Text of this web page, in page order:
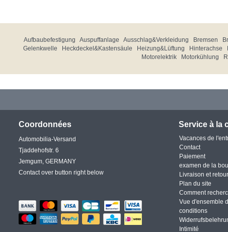
Aufbaubefestigung Auspuffanlage Ausschlag&Verkleidung Bremsen
Gelenkwelle
Heckdeckel&Kastensäule Heizung&Lüftung Hinterachse
Motorelektrik
Motorkühlung
Coordonnées
Automobilia-Versand
Tjaddehofstr. 6
Jemgum, GERMANY
Contact over button right below
Service à la
Vacances de
Contact
Paiement
examen de la
Livraison et
Plan du site
Comment
Vue d'ensemble
conditions
Intimité